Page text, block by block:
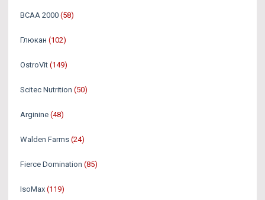
BCAA 2000 (58)
Глюкан (102)
OstroVit (149)
Scitec Nutrition (50)
Arginine (48)
Walden Farms (24)
Fierce Domination (85)
IsoMax (119)